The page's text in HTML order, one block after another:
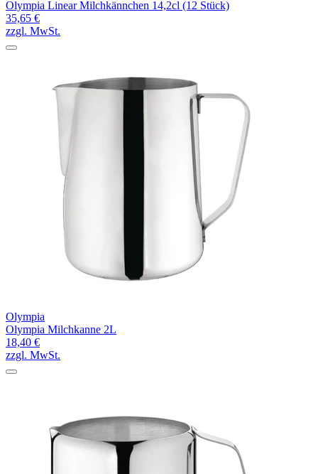
Olympia Linear Milchkännchen 14,2cl (12 Stück)
35,65 €
zzgl. MwSt.
Olympia
Olympia Milchkanne 2L
18,40 €
zzgl. MwSt.